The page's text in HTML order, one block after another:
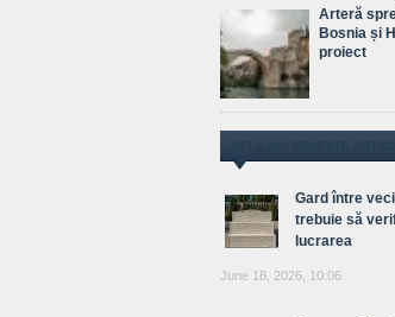
Arteră
Bosnia și
proiect
Gard între
trebuie să
lucrarea
June 18, 2026, 10:06